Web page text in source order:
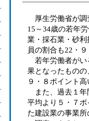
厚生労働省が調
15～34歳の若年
業・採石業・砂
員の割合も22・
若年労働者がい
果となったもの
９・８ポイント高
また、過去１年
平均より５・７
た建設業の事業所